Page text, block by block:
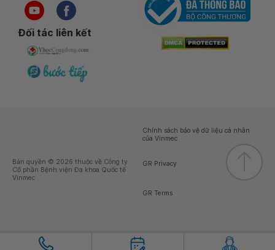
Đối tác liên kết
Bản quyền © 2026 thuộc về Công ty
Cổ phần Bệnh viện Đa khoa Quốc tế
Vinmec
Chính sách bảo vệ dữ liệu cá nhân
của Vinmec
GR Privacy
GR Terms